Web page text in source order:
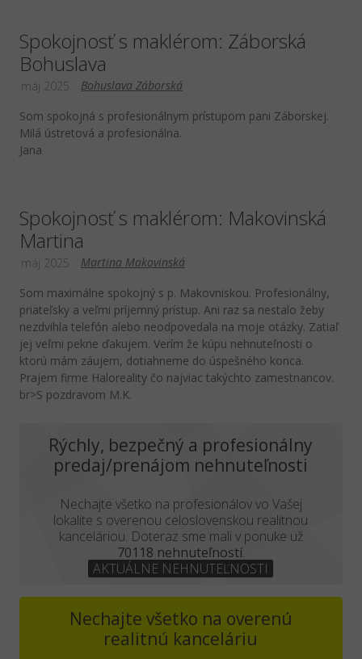
Spokojnosť s maklérom: Záborská
Bohuslava
Bohuslava Záborská
máj 2025
Som spokojná s profesionálnym prístupom pani Záborskej.
Milá ústretová a profesionálna.
Jana
Spokojnosť s maklérom: Makovinská
Martina
Martina Makovinská
máj 2025
Som maximálne spokojný s p. Makovniskou. Profesionálny,
priateľsky a veľmi príjemný prístup. Ani raz sa nestalo žeby
nezdvihla telefón alebo neodpovedala na moje otázky. Zatiaľ
jej veľmi pekne ďakujem. Verím že kúpu nehnuteľnosti o
ktorú mám záujem, dotiahneme do úspešného konca.
Prajem firme Haloreality čo najviac takýchto zamestnancov.
br>S pozdravom M.K.
Rýchly, bezpečný a profesionálny
predaj/prenájom nehnuteľnosti
Nechajte všetko na profesionálov vo Vašej
lokalite s overenou celoslovenskou realitnou
kanceláriou. Doteraz sme mali v ponuke už
70118 nehnuteľností.
AKTUÁLNE NEHNUTEĽNOSTI
Nechajte všetko na overenú
realitnú kanceláriu